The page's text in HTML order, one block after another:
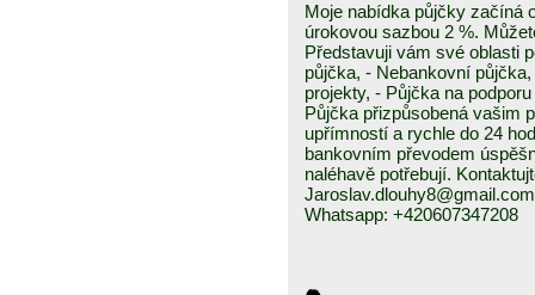
Moje nabídka půjčky začíná
úrokovou sazbou 2 %.
Představuji vám své oblasti
půjčka, - Nebankovní
projekty, - Půjčka na
Půjčka přizpůsobená vašim
upřímností a rychle do 24
bankovním převodem
naléhavě potřebují.
Jaroslav.dlouhy8@gmail.com
Whatsapp: +420607347208